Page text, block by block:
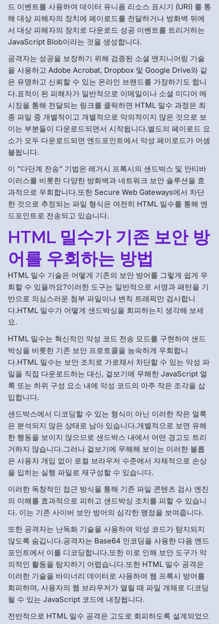
드 이벤트를 사용하여 데이터 유니폼 리소스 표시기 (URI) 를 통
해 대상 피해자의 장치에 페이로드를 전달하거나 방화벽 뒤에
서 대상 피해자의 장치로 다운로드 성공 이벤트를 트리거하는
JavaScript Blob이라는 것을 생성합니다.
공격자는 성공을 보장하기 위해 검증된 소셜 엔지니어링 기술
을 사용하고 Adobe Acrobat, Dropbox 및 Google Drive와 같
은 유명하고 신뢰할 수 있는 온라인 브랜드를 가장하기도 합니
다.표적이 된 피해자가 일반적으로 이메일이나 소셜 미디어 메
시징을 통해 전달되는 링크를 클릭하면 HTML 밀수 과정은 최
종 파일 중 개별적이고 개별적으로 악의적이지 않은 것으로 보
이는 부분들이 다운로드되면서 시작됩니다.별도의 페이로드 요
소가 모두 다운로드되면 엔드포인트에서 악성 페이로드가 어셈
블됩니다.
이 “다단계 전송” 기법은 레거시 프록시의 샌드박스 및 안티바
이러스를 비롯한 다양한 방화벽과 네트워크 보안 솔루션을 효
과적으로 우회합니다.또한 Secure Web Gateways에서 차단
한 것으로 추정되는 파일 형식은 여전히 HTML 밀수를 통해 엔
드포인트로 전송되고 있습니다.
HTML 밀수가 기존 보안 방
어를 우회하는 방법
HTML 밀수 기술은 어떻게 기존의 보안 방어를 그렇게 쉽게 우
회할 수 있을까요?이러한 도구는 일반적으로 서명과 패턴을 기
반으로 의심스러운 첨부 파일이나 변칙 트래픽만 검사합니
다.HTML 밀수가 어떻게 샌드박싱을 회피하는지 생각해 보세
요.
HTML 밀수는 혁신적인 악성 코드 전송 모드를 구현하여 샌드
박싱을 비롯한 기존 보안 프로토콜을 능숙하게 우회합니
다.HTML 밀수는 보안 조치로 가로채서 차단할 수 있는 악성 파
일을 직접 다운로드하는 대신, 겉보기에 무해한 JavaScript 얼
룩 또는 하위 구성 요소 내에 악성 코드의 아주 작은 조각을 삽
입합니다.
샌드박스에서 디코딩할 수 있는 형식이 아닌 이러한 작은 얼룩
은 분석되지 않은 상태로 남아 있습니다.개별적으로 보면 유해
한 행동을 보이지 않으므로 샌드박스 내에서 어떤 경고도 트리
거하지 않습니다.그러나 겉보기에 무해해 보이는 이러한 블롭
은 사용자 개입 없이 로컬 브라우저 수준에서 자체적으로 손상
을 입히는 실행 파일로 재구성할 수 있습니다.
이러한 독창적인 접근 방식을 통해 기존 파일 콘텐츠 검사 엔진
의 이해를 효과적으로 피하고 샌드박싱 조치를 피할 수 있습니
다. 이는 기존 사이버 보안 방어의 심각한 맹점을 보여줍니다.
또한 공격자는 난독화 기술을 사용하여 악성 코드가 탐지되지
않도록 숨깁니다.공격자는 Base64 인코딩을 사용한 다음 엔드
포인트에서 이를 디코딩합니다.또한 이로 인해 보안 도구가 악
의적인 활동을 탐지하기 어렵습니다.또한 HTML 밀수 공격은
이러한 기술을 바이너리 데이터로 사용하여 웹 프록시 방어를
회피하며, 사용자의 웹 브라우저가 열릴 때 파일 개체로 디코딩
될 수 있는 JavaScript 코드에 내장됩니다.
전반적으로 HTML 밀수 공격은 고도로 회피하도록 설계되었으